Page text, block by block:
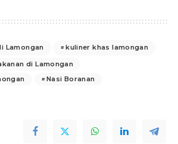
Lamongan
kuliner khas lamongan
di Lamongan
Nasi Boranan